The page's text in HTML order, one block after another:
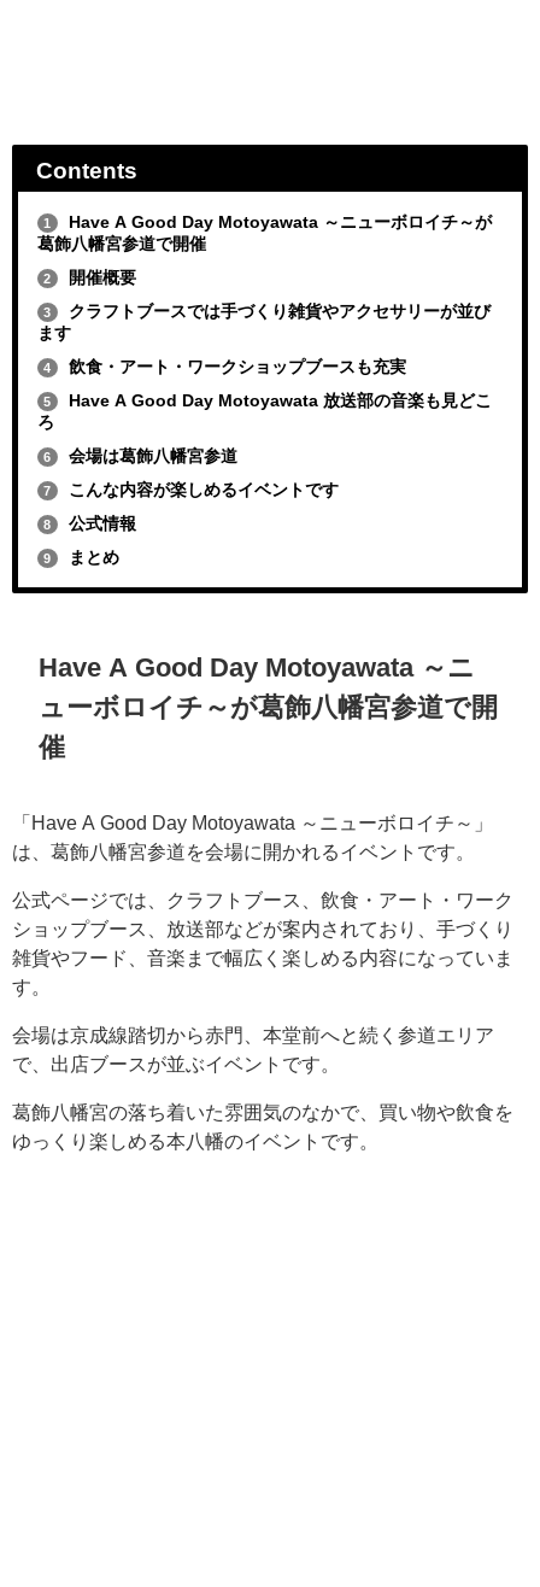
Contents
1
Have A Good Day Motoyawata ～ニューボロイチ～が
葛飾八幡宮参道で開催
2 開催概要
3
クラフトブースでは手づくり雑貨やアクセサリーが並び
ます
4 飲食・アート・ワークショップブースも充実
5
Have A Good Day Motoyawata 放送部の音楽も見どこ
ろ
6 会場は葛飾八幡宮参道
7 こんな内容が楽しめるイベントです
8 公式情報
9 まとめ
Have A Good Day Motoyawata ～ニ
ューボロイチ～が葛飾八幡宮参道で開
催
「Have A Good Day Motoyawata ～ニューボロイチ～」
は、葛飾八幡宮参道を会場に開かれるイベントです。
公式ページでは、クラフトブース、飲食・アート・ワーク
ショップブース、放送部などが案内されており、手づくり
雑貨やフード、音楽まで幅広く楽しめる内容になっていま
す。
会場は京成線踏切から赤門、本堂前へと続く参道エリア
で、出店ブースが並ぶイベントです。
葛飾八幡宮の落ち着いた雰囲気のなかで、買い物や飲食を
ゆっくり楽しめる本八幡のイベントです。